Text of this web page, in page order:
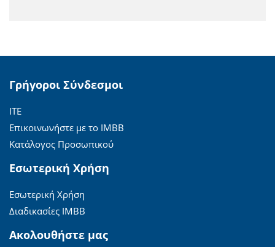
Γρήγοροι Σύνδεσμοι
ΙΤΕ
Επικοινωνήστε με το ΙΜΒΒ
Κατάλογος Προσωπικού
Εσωτερική Χρήση
Εσωτερική Χρήση
Διαδικασίες ΙΜΒΒ
Ακολουθήστε μας